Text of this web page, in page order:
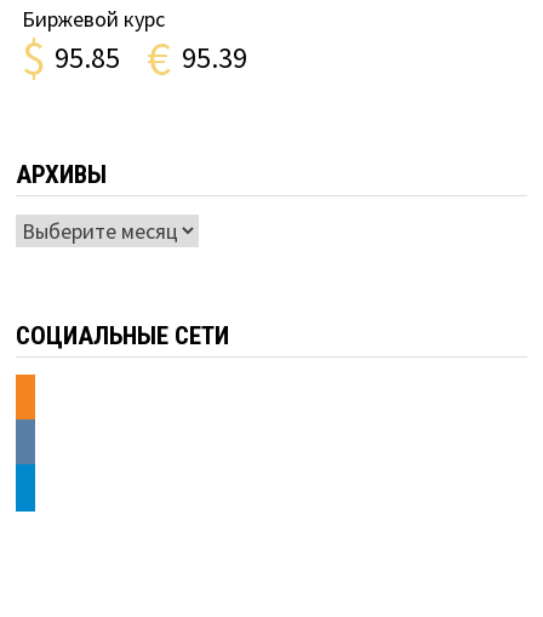
Биржевой курс
$ 95.85 € 95.39
АРХИВЫ
Архивы
СОЦИАЛЬНЫЕ СЕТИ